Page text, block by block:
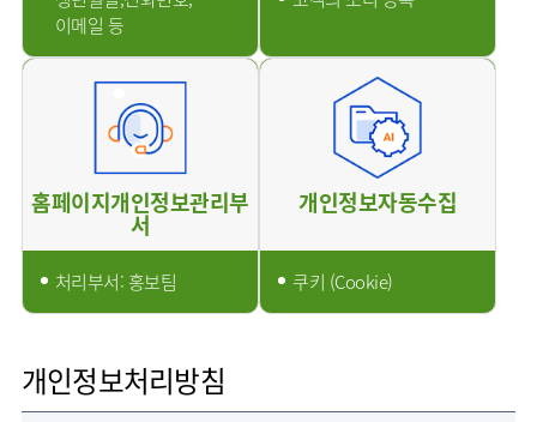
이메일 등
홈페이지개인정보관리부
서
처리부서: 홍보팀
개인정보자동수집
쿠키 (Cookie)
개인정보처리방침